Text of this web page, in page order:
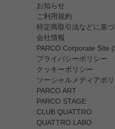
お知らせ
ご利用規約
特定商取引法などに基
会社情報
PARCO Corporate Site
プライバシーポリシー
クッキーポリシー
ソーシャルメディアポ
PARCO ART
PARCO STAGE
CLUB QUATTRO
QUATTRO LABO